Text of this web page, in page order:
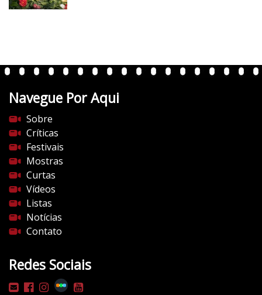
v
n
e
s
d
o
c
i
n
e
m
a
c
o
m
Navegue Por Aqui
Sobre
Críticas
Festivais
Mostras
Curtas
Vídeos
Listas
Notícias
Contato
Redes Sociais